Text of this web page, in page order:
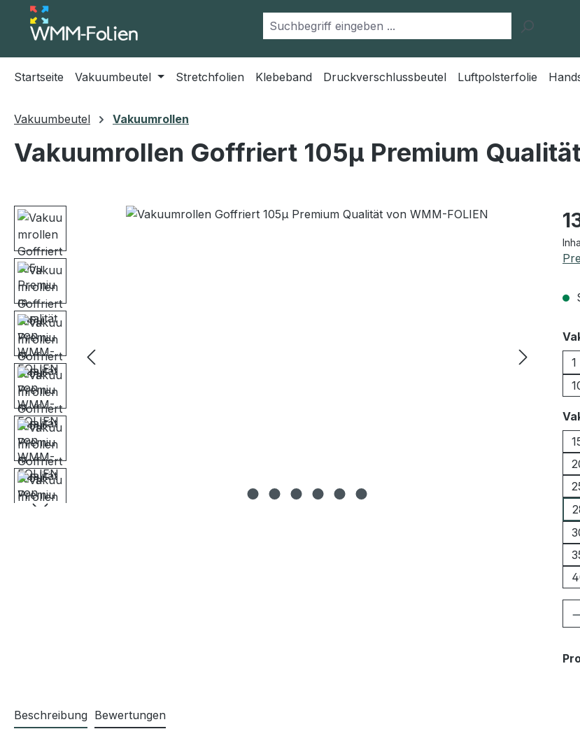
Hauptinhalt springen
Zur Suche springen
Zur Hauptnavigation springen
Startseite Vakuumbeutel Stretchfolien Klebeband Druckverschlussbeutel Luftpolsterfolie
Vakuumbeutel Vakuumrollen
Vakuumrollen Goffriert 105µ Premium
Bildergalerie überspringen
1
Beschreibung Bewertungen